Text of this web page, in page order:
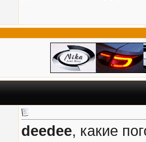
deedee, какие